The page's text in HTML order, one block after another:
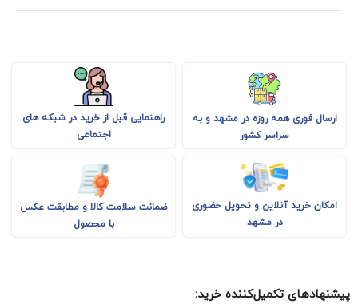
ارسال فوری همه روزه در مشهد و به
سراسر کشور
راهنمایی قبل از خرید در شبکه های
اجتماعی
امکان خرید آنلاین و تحویل حضوری
در مشهد
ضمانت سلامت کالا و مطابقت عکس
با محصول
پیشنهادهای تکمیل‌کننده خرید: